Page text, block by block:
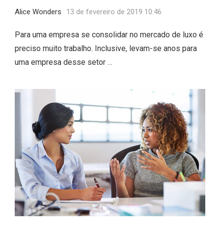
Alice Wonders 13 de fevereiro de 2019 10:46
Para uma empresa se consolidar no mercado de luxo é
preciso muito trabalho. Inclusive, levam-se anos para
uma empresa desse setor …